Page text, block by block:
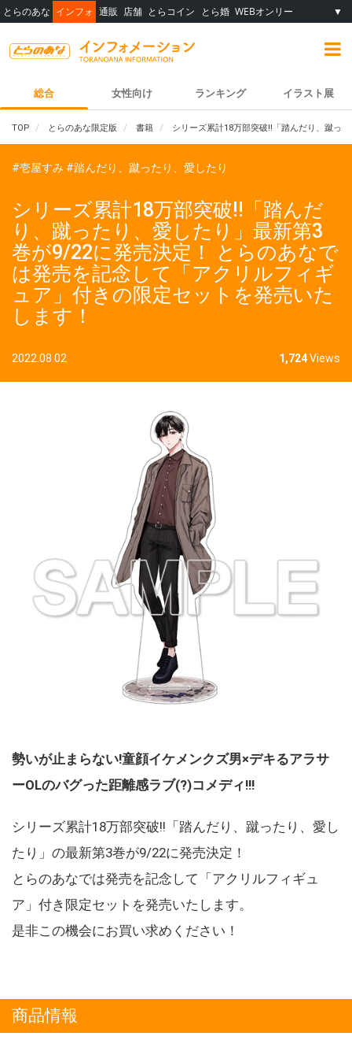
とらのあな インフォ 通販 店舗 とらコイン とら婚 WEBオンリー ▼
総合 女性向け ランキング イラスト展
TOP とらのあな限定版 書籍 シリーズ累計18万部突破!!「踏んだり、蹴っ
#壱屋すみ #踏んだり、蹴ったり、愛したり
シリーズ累計18万部突破!!「踏んだ
り、蹴ったり、愛したり」最新第3
巻が9/22に発売決定！ とらのあなで
は発売を記念して「アクリルフィギ
ュア」付きの限定セットを発売いた
します！
2022.08.02 1,724Views
勢いが止まらない!童顔イケメンクズ男×デキるアラサ
ーOLのバグった距離感ラブ(?)コメディ!!!
シリーズ累計18万部突破!!「踏んだり、蹴ったり、愛し
たり」の最新第3巻が9/22に発売決定！
とらのあなでは発売を記念して「アクリルフィギュ
ア」付き限定セットを発売いたします。
是非この機会にお買い求めください！
商品情報